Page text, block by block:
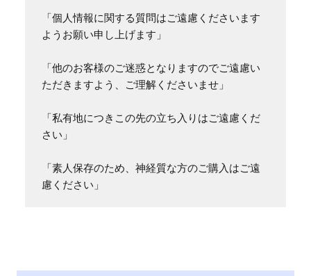
「個人情報に関する質問はご遠慮くださいます
ようお願い申し上げます」
「他のお客様のご迷惑となりますのでご遠慮い
ただきますよう、ご理解くださいませ」
「私有地につきこの先の立ち入りはご遠慮くだ
さい」
「素人保存のため、神経質な方のご購入はご遠
慮ください」